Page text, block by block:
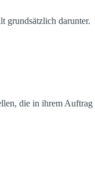
grundsätzlich darunter.
die in ihrem